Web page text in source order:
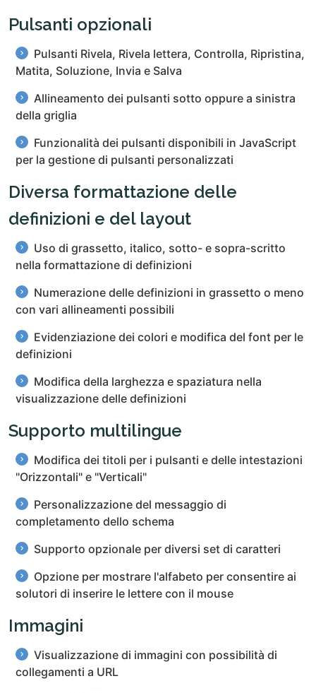
Pulsanti opzionali
Pulsanti Rivela, Rivela lettera, Controlla, Ripristina,
Matita, Soluzione, Invia e Salva
Allineamento dei pulsanti sotto oppure a sinistra
della griglia
Funzionalità dei pulsanti disponibili in JavaScript
per la gestione di pulsanti personalizzati
Diversa formattazione delle
definizioni e del layout
Uso di grassetto, italico, sotto- e sopra-scritto
nella formattazione di definizioni
Numerazione delle definizioni in grassetto o meno
con vari allineamenti possibili
Evidenziazione dei colori e modifica del font per le
definizioni
Modifica della larghezza e spaziatura nella
visualizzazione delle definizioni
Supporto multilingue
Modifica dei titoli per i pulsanti e delle intestazioni
"Orizzontali" e "Verticali"
Personalizzazione del messaggio di
completamento dello schema
Supporto opzionale per diversi set di caratteri
Opzione per mostrare l'alfabeto per consentire ai
solutori di inserire le lettere con il mouse
Immagini
Visualizzazione di immagini con possibilità di
collegamenti a URL